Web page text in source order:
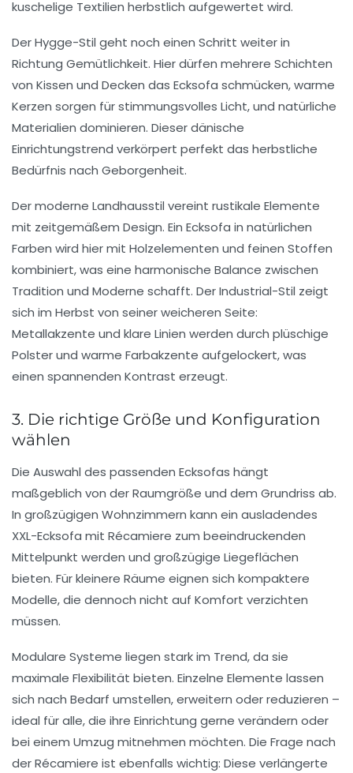
kuschelige Textilien herbstlich aufgewertet wird.
Der Hygge-Stil geht noch einen Schritt weiter in
Richtung Gemütlichkeit. Hier dürfen mehrere Schichten
von Kissen und Decken das Ecksofa schmücken, warme
Kerzen sorgen für stimmungsvolles Licht, und natürliche
Materialien dominieren. Dieser dänische
Einrichtungstrend verkörpert perfekt das herbstliche
Bedürfnis nach Geborgenheit.
Der moderne Landhausstil vereint rustikale Elemente
mit zeitgemäßem Design. Ein Ecksofa in natürlichen
Farben wird hier mit Holzelementen und feinen Stoffen
kombiniert, was eine harmonische Balance zwischen
Tradition und Moderne schafft. Der Industrial-Stil zeigt
sich im Herbst von seiner weicheren Seite:
Metallakzente und klare Linien werden durch plüschige
Polster und warme Farbakzente aufgelockert, was
einen spannenden Kontrast erzeugt.
3. Die richtige Größe und Konfiguration
wählen
Die Auswahl des passenden Ecksofas hängt
maßgeblich von der Raumgröße und dem Grundriss ab.
In großzügigen Wohnzimmern kann ein ausladendes
XXL-Ecksofa mit Récamiere zum beeindruckenden
Mittelpunkt werden und großzügige Liegeflächen
bieten. Für kleinere Räume eignen sich kompaktere
Modelle, die dennoch nicht auf Komfort verzichten
müssen.
Modulare Systeme liegen stark im Trend, da sie
maximale Flexibilität bieten. Einzelne Elemente lassen
sich nach Bedarf umstellen, erweitern oder reduzieren –
ideal für alle, die ihre Einrichtung gerne verändern oder
bei einem Umzug mitnehmen möchten. Die Frage nach
der Récamiere ist ebenfalls wichtig: Diese verlängerte